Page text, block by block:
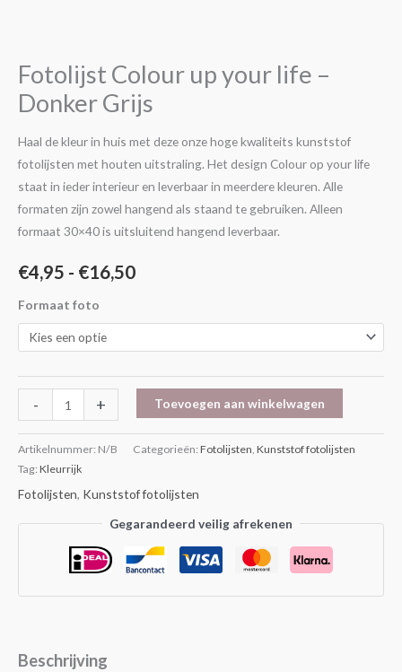
Fotolijst Colour up your life –
Donker Grijs
Haal de kleur in huis met deze onze hoge kwaliteits kunststof
fotolijsten met houten uitstraling. Het design Colour op your life
staat in ieder interieur en leverbaar in meerdere kleuren. Alle
formaten zijn zowel hangend als staand te gebruiken. Alleen
formaat 30×40 is uitsluitend hangend leverbaar.
€4,95 - €16,50
€16,50
Formaat foto
-
-
Donker
aantal
+ Toevoegen aan winkelwagen
Artikelnummer: N/B Categorieën: Fotolijsten, Kunststof fotolijsten
Tag: Kleurrijk
Fotolijsten, Kunststof fotolijsten
Gegarandeerd veilig afrekenen
Beschrijving